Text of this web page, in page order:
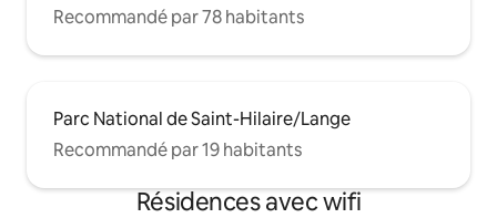
Recommandé par 78 habitants
Parc National de Saint-Hilaire/Lange
Recommandé par 19 habitants
Résidences avec wifi